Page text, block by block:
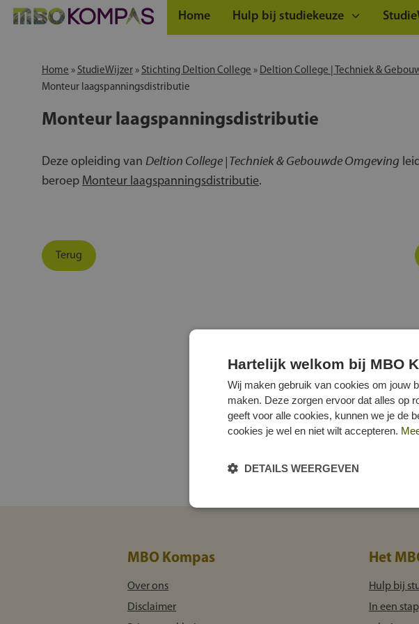
Home Hulp bij studiekeuze
Home » StudieWijzer » Stichting Deltion College » Deltion College | Techniek &
Monteur laagspanningsdistributie
Monteur laagspanningsdistributie
Deze opleiding van Deltion College | Techniek & Gebouwde Omgeving
beroep Monteur laagspanningsdistributie.
Terug
MBO Kompas
Over ons
Disclaimer
Het
Hulp bij
In een
Hartelijk welkom bij MBO
Wij maken gebruik van cookies om jouw
maken. Deze zorgen ervoor dat alles op
geeft voor alle cookies, kunnen we je de
cookies je wel en niet wilt accepteren.
DETAILS WEERGEVEN